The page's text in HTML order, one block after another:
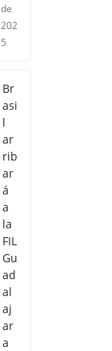
de
202
5
Br
asi
l
ar
rib
ar
á
a
la
FIL
Gu
ad
al
aj
ar
a